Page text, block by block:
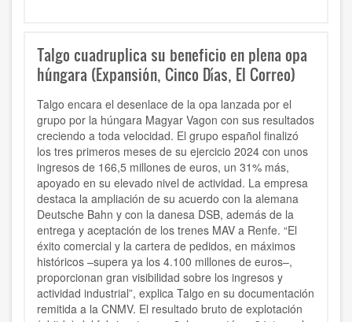
Talgo cuadruplica su beneficio en plena opa
húngara (Expansión, Cinco Días, El Correo)
Talgo encara el desenlace de la opa lanzada por el
grupo por la húngara Magyar Vagon con sus resultados
creciendo a toda velocidad. El grupo español finalizó
los tres primeros meses de su ejercicio 2024 con unos
ingresos de 166,5 millones de euros, un 31% más,
apoyado en su elevado nivel de actividad. La empresa
destaca la ampliación de su acuerdo con la alemana
Deutsche Bahn y con la danesa DSB, además de la
entrega y aceptación de los trenes MAV a Renfe. “El
éxito comercial y la cartera de pedidos, en máximos
históricos –supera ya los 4.100 millones de euros–,
proporcionan gran visibilidad sobre los ingresos y
actividad industrial”, explica Talgo en su documentación
remitida a la CNMV. El resultado bruto de explotación